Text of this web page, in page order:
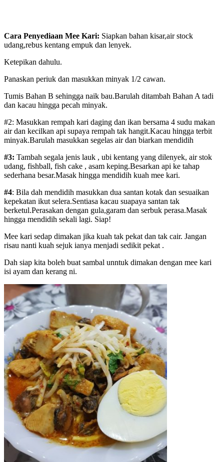
Cara Penyediaan Mee Kari: Siapkan bahan kisar,air stock
udang,rebus kentang empuk dan lenyek.
Ketepikan dahulu.
Panaskan periuk dan masukkan minyak 1/2 cawan.
Tumis Bahan B sehingga naik bau.Barulah ditambah Bahan A tadi
dan kacau hingga pecah minyak.
#2: Masukkan rempah kari daging dan ikan bersama 4 sudu makan
air dan kecilkan api supaya rempah tak hangit.Kacau hingga terbit
minyak.Barulah masukkan segelas air dan biarkan mendidih
#3: Tambah segala jenis lauk , ubi kentang yang dilenyek, air stok
udang, fishball, fish cake , asam keping.Besarkan api ke tahap
sederhana besar.Masak hingga mendidih kuah mee kari.
#4: Bila dah mendidih masukkan dua santan kotak dan sesuaikan
kepekatan ikut selera.Sentiasa kacau suapaya santan tak
berketul.Perasakan dengan gula,garam dan serbuk perasa.Masak
hingga mendidih sekali lagi. Siap!
Mee kari sedap dimakan jika kuah tak pekat dan tak cair. Jangan
risau nanti kuah sejuk ianya menjadi sedikit pekat .
Dah siap kita boleh buat sambal unntuk dimakan dengan mee kari
isi ayam dan kerang ni.